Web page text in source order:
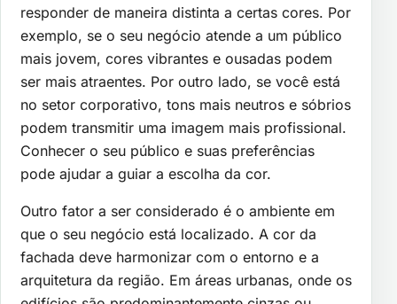
responder de maneira distinta a certas cores. Por
exemplo, se o seu negócio atende a um público
mais jovem, cores vibrantes e ousadas podem
ser mais atraentes. Por outro lado, se você está
no setor corporativo, tons mais neutros e sóbrios
podem transmitir uma imagem mais profissional.
Conhecer o seu público e suas preferências
pode ajudar a guiar a escolha da cor.
Outro fator a ser considerado é o ambiente em
que o seu negócio está localizado. A cor da
fachada deve harmonizar com o entorno e a
arquitetura da região. Em áreas urbanas, onde os